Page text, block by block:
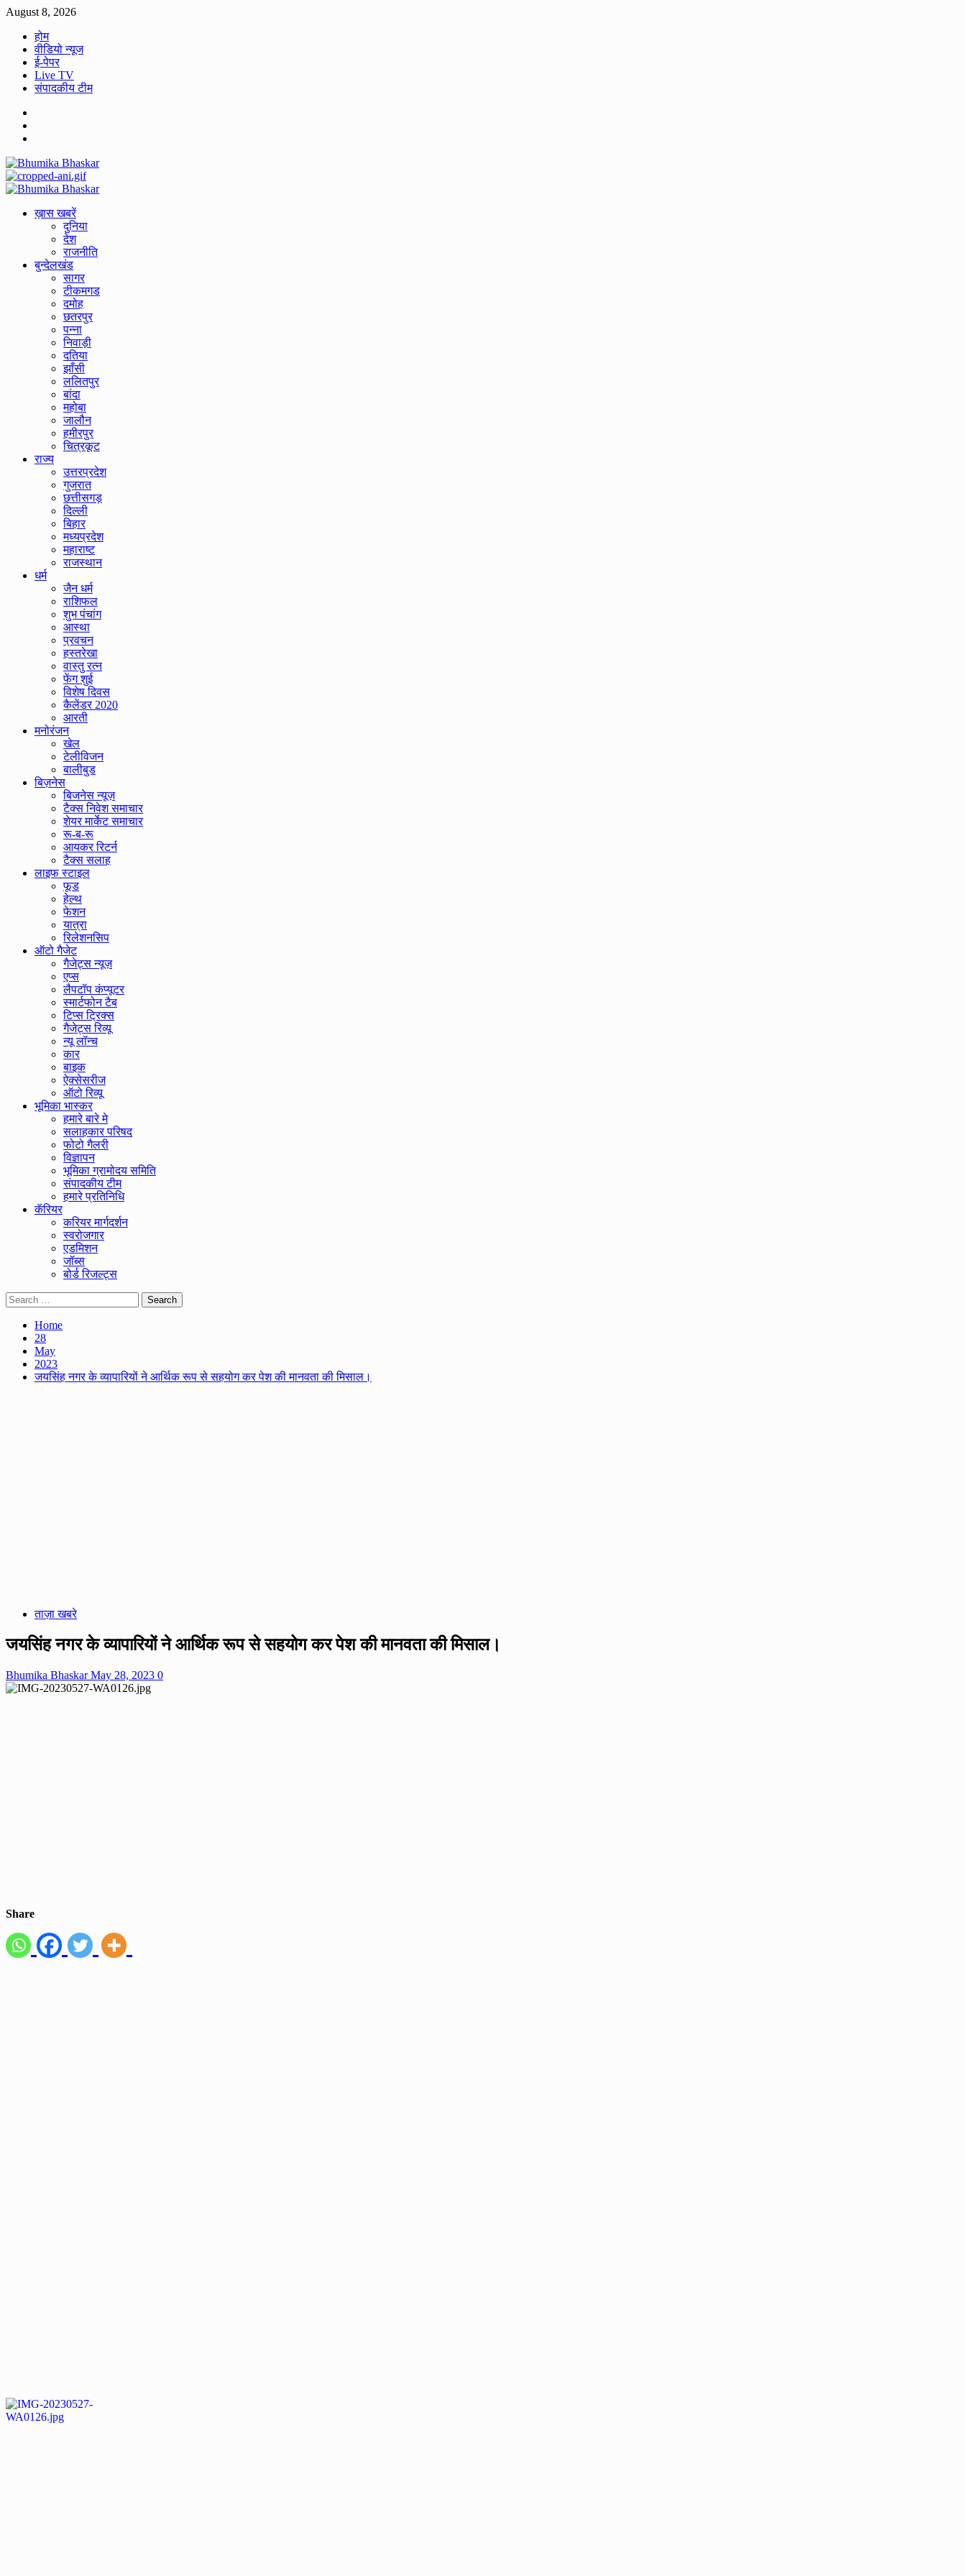
Skip
content
August 8, 2026
होम
वीडियो न्यूज
ई-पेपर
Live TV
संपादकीय टीम
Primary
ख़ास खबरें
दुनिया
देश
राजनीति
बुन्देलखंड
सागर
टीकमगड
दमोह
छतरपुर
पन्ना
निवाड़ी
दतिया
झाँसी
ललितपुर
बांदा
महोबा
जालौन
हमीरपुर
चित्रकूट
राज्य
उत्तरप्रदेश
गुजरात
छत्तीसगड़
दिल्ली
बिहार
मध्यप्रदेश
महाराष्ट
राजस्थान
धर्म
जैन धर्म
राशिफल
शुभ पंचांग
आस्था
प्रवचन
हस्तरेखा
वास्तु रत्न
फेंग शुई
विशेष दिवस
कैलेंडर 2020
आरती
मनोरंजन
खेल
टेलीविजन
बालीबुड
बिज़नेस
बिजनेस न्यूज़
टैक्स निवेश समाचार
शेयर मार्केट समाचार
रू-ब-रू
आयकर रिटर्न
टैक्स सलाह
लाइफ स्टाइल
फूड
हेल्थ
फेशन
यात्रा
रिलेशनसिप
ऑटो गैजेट
गैजेट्स न्यूज़
एप्स
लैपटॉप कंप्यूटर
स्मार्टफोन टैब
टिप्स ट्रिक्स
गैजेट्स रिव्यू
न्यू लॉन्च
कार
बाइक
ऐक्सेसरीज
ऑटो रिव्यू
भूमिका भास्कर
हमारे बारे मे
सलाहकार परिषद
फोटो गैलरी
विज्ञापन
भूमिका ग्रामोदय समिति
संपादकीय टीम
हमारे प्रतिनिधि
कॅरियर
करियर मार्गदर्शन
स्वरोजगार
एडमिशन
जॉब्स
बोर्ड रिजल्ट्स
Search
for:
Home
28
May
2023
जयसिंह नगर के व्यापारियों ने आर्थिक रूप से सहयोग कर पेश की मानवता की मिसाल।
ताज़ा खबरे
जयसिंह नगर के व्यापारियों ने आर्थिक रूप से सहयोग कर पेश की मानवता की मिसाल।
Bhumika BhaskarMay 28, 2023 0
Share